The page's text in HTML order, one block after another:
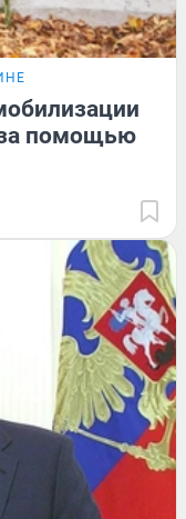
помощью